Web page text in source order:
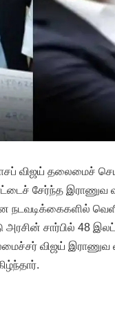
விஜய் தலைமைச்
சேர்ந்த
நடவடிக்கைகளில்
அரசின் சார்பில் 48
விஜய் இராணுவ